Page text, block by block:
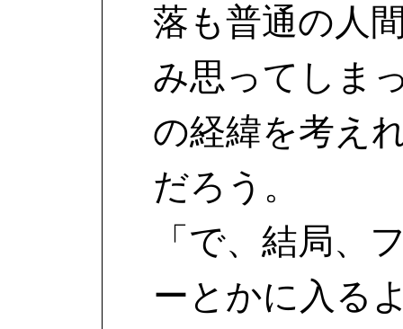
落も普通の人
み思ってしま
の経緯を考え
だろう。
「で、結局、
ーとかに入る